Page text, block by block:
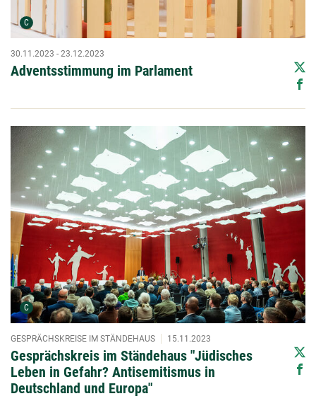
C Urheber der Grafik:
Adventsstimmung im Parlament
30.11.2023 - 23.12.2023
C Urheber der Grafik:
Gesprächskreis im Ständehaus "Jüdisches
Leben in Gefahr? Antisemitismus in
Deutschland und Europa"
GESPRÄCHSKREISE IM STÄNDEHAUS 15.11.2023